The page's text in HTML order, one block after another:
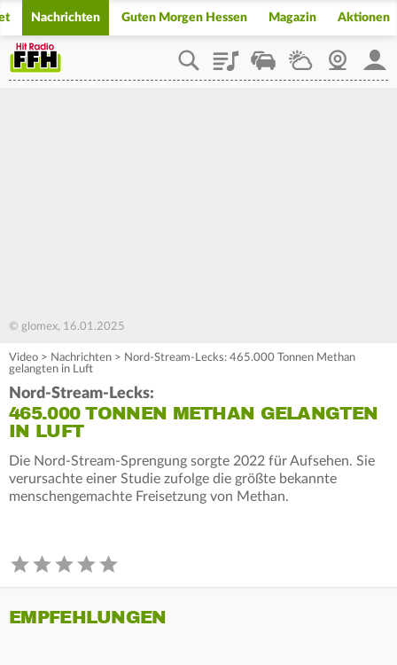
Nachrichten Guten Morgen Hessen Magazin Aktionen
PlaylistStaupilotWetterWebcam
© glomex, 16.01.2025
Video > Nachrichten > Nord-Stream-Lecks: 465.000 Tonnen Methan
gelangten in Luft
Nord-Stream-Lecks:
465.000 TONNEN METHAN GELANGTEN
IN LUFT
Die Nord-Stream-Sprengung sorgte 2022 für Aufsehen. Sie
verursachte einer Studie zufolge die größte bekannte
menschengemachte Freisetzung von Methan.
EMPFEHLUNGEN